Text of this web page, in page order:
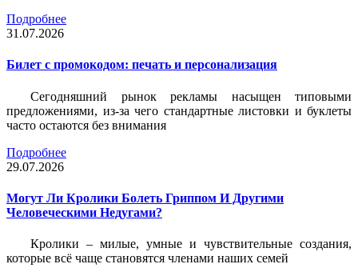
Подробнее
31.07.2026
Билет c промокодом: печать и персонализация
Сегодняшний рынок рекламы насыщен типовыми
предложениями, из-за чего стандартные листовки и буклеты
часто остаются без внимания
Подробнее
29.07.2026
Могут Ли Кролики Болеть Гриппом И Другими
Человеческими Недугами?
Кролики – милые, умные и чувствительные создания,
которые всё чаще становятся членами наших семей